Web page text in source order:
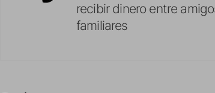
recibir dinero entre
familiares